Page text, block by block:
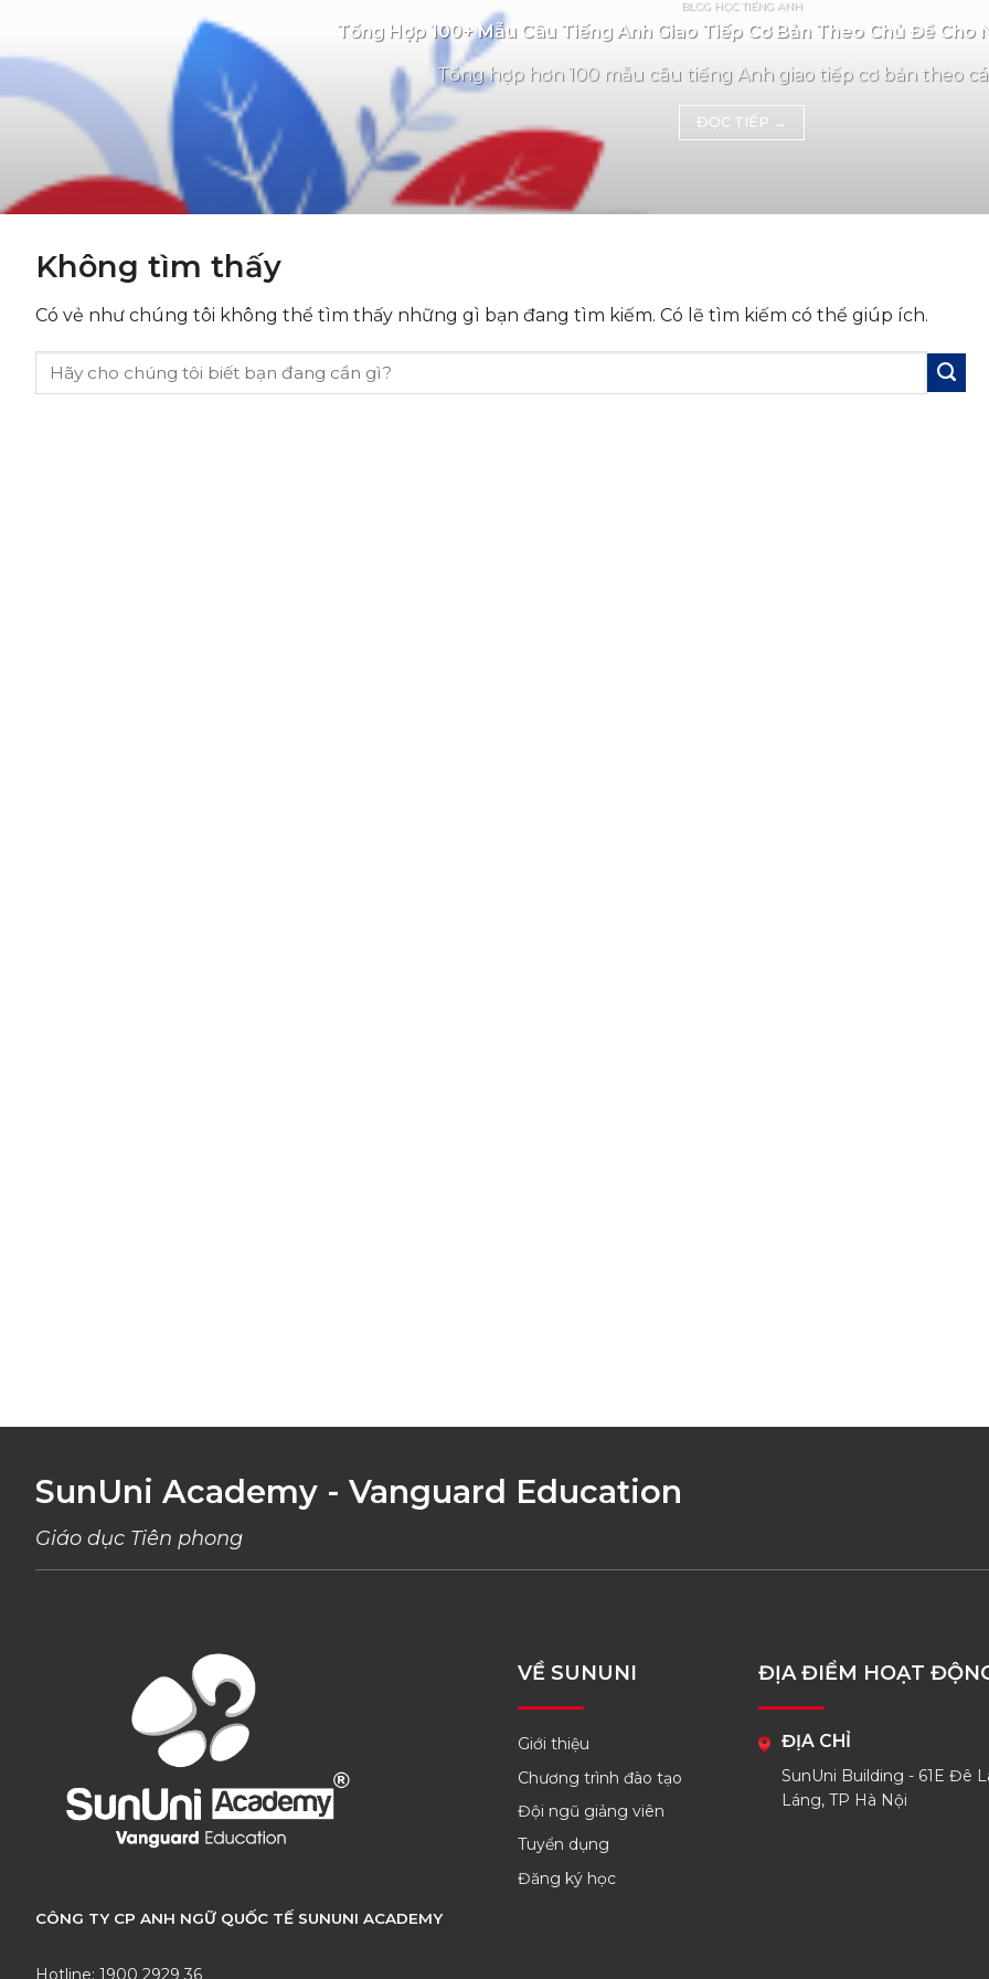
BLOG HỌC TIẾNG ANH
Tổng Hợp 100+ Mẫu Câu Tiếng Anh Giao Tiếp Cơ Bản Theo Chủ Đề Cho
Tổng hợp hơn 100 mẫu câu tiếng Anh giao tiếp cơ bản theo
ĐỌC TIẾP →
Không tìm thấy
Có vẻ như chúng tôi không thể tìm thấy những gì bạn đang tìm kiếm. Có lẽ tìm kiếm có thể giúp ích.
SunUni Academy - Vanguard Education
Giáo dục Tiên phong
CÔNG TY CP ANH NGỮ QUỐC TẾ SUNUNI ACADEMY
Hotline: 1900 2929 36
VỀ SUNUNI
Giới thiệu
Chương trình đào tạo
Đội ngũ giảng viên
Tuyển dụng
Đăng ký học
ĐỊA ĐIỂM HOẠT
ĐỊA CHỈ
SunUni Building - 61E Đê
Láng, TP Hà Nội